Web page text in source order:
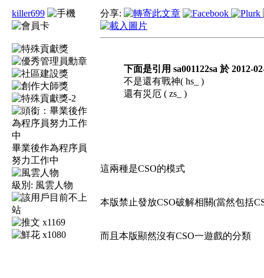
killer699
畢業後作為程序員
努力工作中
級別: 風雲人物
x1169
x1080
分享:
下面是引用 sa001122sa 於 2012-
不是還有戰神( hs_ )
還有災厄 ( zs_ )
這兩種是CSO的模式
本版禁止發放CSO破解相關(當然包括
而且本版顯然沒有CSO一遊戲的分類